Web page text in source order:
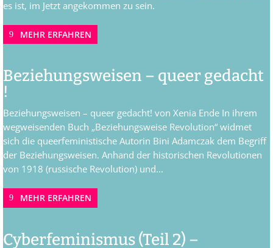
es ist, im Jetzt angekommen zu sein.
MEHR ERFAHREN
Beziehungsweisen – queer gedacht
!
Beziehungsweisen – queer gedacht! von Xenia Ende In ihrem
wegweisenden Buch „Beziehungsweise Revolution“ widmet
sich die queerfeministische Autorin Bini Adamczak dem Begriff
der Beziehungsweisen. Anhand der historischen Revolutionen
von 1918 (russische Revolution) und...
MEHR ERFAHREN
Cyberfeminismus (Teil 2) –